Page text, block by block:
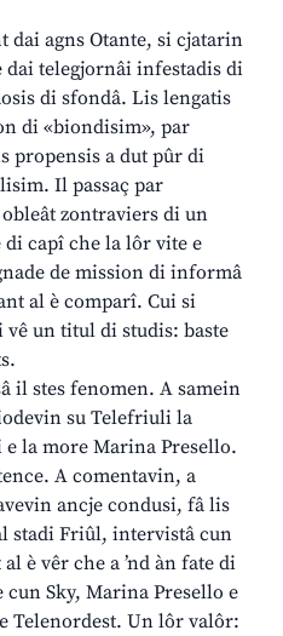
dai agns Otante, si cjatarin
telegjornâi infestadis di
di sfondâ. Lis lengatis
di «biondisim», par
propensis a dut pûr di
Il passaç par
zontraviers di un
capî che la lôr vite e
de mission di informâ
al è comparî. Cui si
un titul di studis: baste
il stes fenomen. A samein
su Telefriuli la
la more Marina Presello.
A comentavin, a
ancje condusi, fâ lis
stadi Friûl, intervistâ cun
è vêr che a ’nd àn fate di
Sky, Marina Presello e
Telenordest. Un lôr valôr: